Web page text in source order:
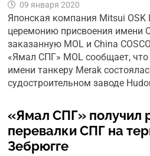
09 января 2020
Японская компания Mitsui OSK
церемонию присвоения имени
заказанную MOL и China
«Ямал СПГ» MOL сообщает,
имени танкеру Merak
судостроительном заводе
«Ямал СПГ» получил
перевалки СПГ на
Зебрюгге